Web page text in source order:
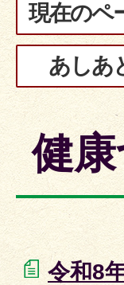
現在のペ
あしあ
健康
令和8